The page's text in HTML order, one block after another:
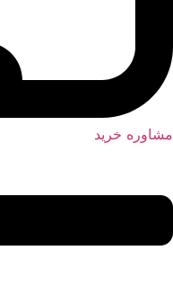
مشاوره خرید